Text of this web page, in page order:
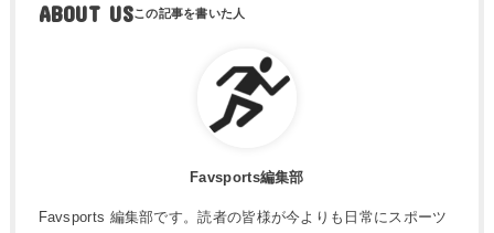
ABOUT US
Favsports編集部
Favsports 編集部です。読者の皆様が今よりも日常にスポーツ